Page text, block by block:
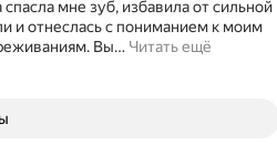
спасла мне зуб, избавила от сильной
и отнеслась с пониманием к моим
Вы… Читать ещё